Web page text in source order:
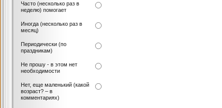
Часто (несколько раз в
неделю) помогает
Иногда (несколько раз в
месяц)
Периодически (по
праздникам)
Не прошу - в этом нет
необходимости
Нет, еще маленький (какой
возраст? – в
комментариях)